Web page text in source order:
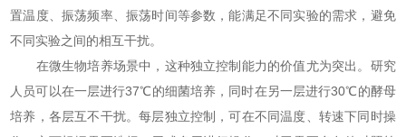
置温度、振荡频率、振荡时间等参数，能满足不同实验的需求，避免
不同实验之间的相互干扰。
在微生物培养场景中，这种独立控制能力的价值尤为突出。研究
人员可以在一层进行37℃的细菌培养，同时在另一层进行30℃的酵母
培养，各层互不干扰。每层独立控制，可在不同温度、转速下同时操